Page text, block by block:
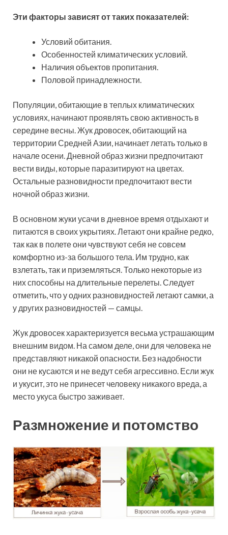
Эти факторы зависят от таких показателей:
Условий обитания.
Особенностей климатических условий.
Наличия объектов пропитания.
Половой принадлежности.
Популяции, обитающие в теплых климатических
условиях, начинают проявлять свою активность в
середине весны. Жук дровосек, обитающий на
территории Средней Азии, начинает летать только в
начале осени. Дневной образ жизни предпочитают
вести виды, которые паразитируют на цветах.
Остальные разновидности предпочитают вести
ночной образ жизни.
В основном жуки усачи в дневное время отдыхают и
питаются в своих укрытиях. Летают они крайне редко,
так как в полете они чувствуют себя не совсем
комфортно из-за большого тела. Им трудно, как
взлетать, так и приземляться. Только некоторые из
них способны на длительные перелеты. Следует
отметить, что у одних разновидностей летают самки, а
у других разновидностей — самцы.
Жук дровосек характеризуется весьма устрашающим
внешним видом. На самом деле, они для человека не
представляют никакой опасности. Без надобности
они не кусаются и не ведут себя агрессивно. Если жук
и укусит, это не принесет человеку никакого вреда, а
место укуса быстро заживает.
Размножение и потомство